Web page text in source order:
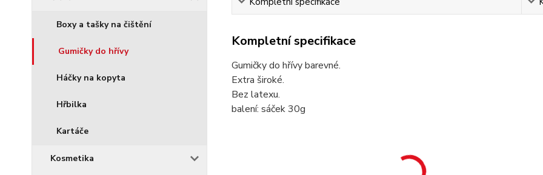
Boxy a tašky na čištění
Gumičky do hřívy
Háčky na kopyta
Hřbilka
Kartáče
Kosmetika
Kompletní specifikace
Gumičky do hřívy barevné.
Extra široké.
Bez latexu.
balení: sáček 30g